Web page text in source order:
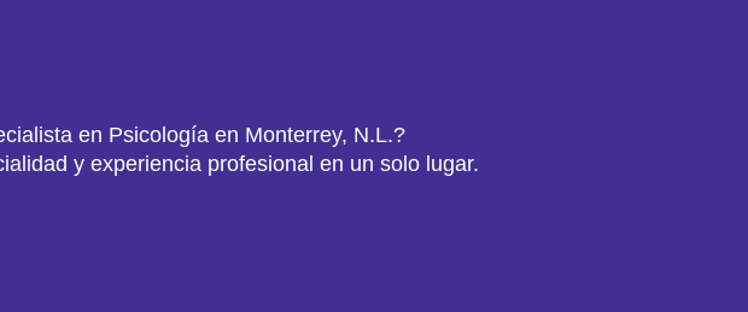
en Psicología en Monterrey, N.L.?
y experiencia profesional en un solo lugar.